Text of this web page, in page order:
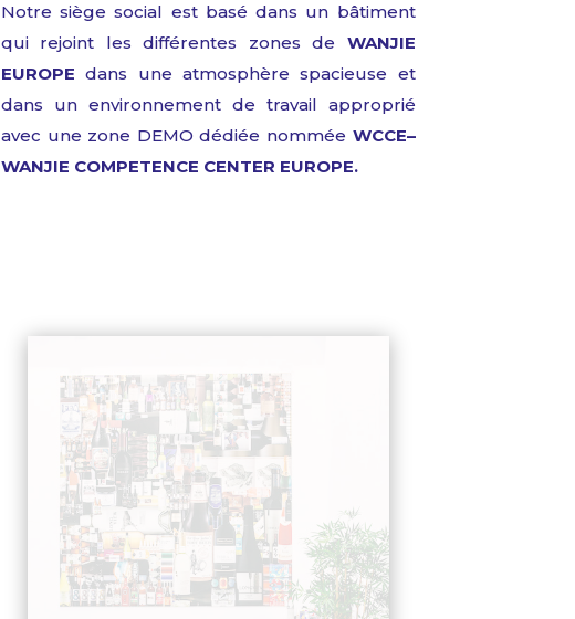
Notre siège social est basé dans un bâtiment
qui rejoint lesdifférentes zones de
WANJIE
EUROPE dans une atmosphère spacieuse et
dans un environnementde travail approprié
avec une zone DEMOdédiée nommée WCCE–
WANJIE COMPETENCE CENTER EUROPE.